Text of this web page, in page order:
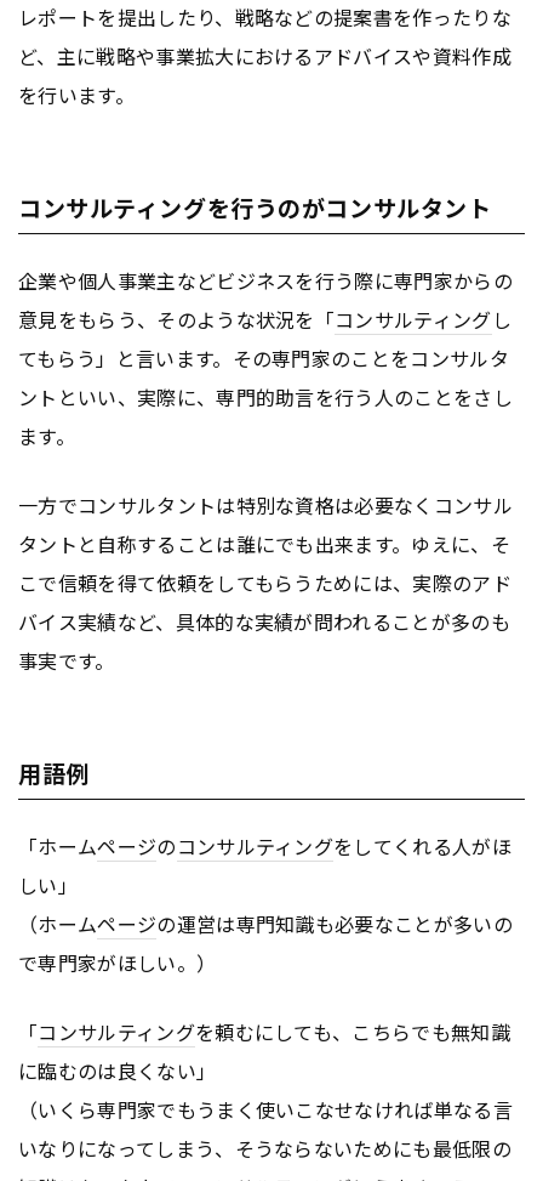
レポートを提出したり、戦略などの提案書を作ったりな
ど、主に戦略や事業拡大におけるアドバイスや資料作成
を行います。
コンサルティングを行うのがコンサルタント
企業や個人事業主などビジネスを行う際に専門家からの
意見をもらう、そのような状況を「コンサルティングし
てもらう」と言います。その専門家のことをコンサルタ
ントといい、実際に、専門的助言を行う人のことをさし
ます。
一方でコンサルタントは特別な資格は必要なくコンサル
タントと自称することは誰にでも出来ます。ゆえに、そ
こで信頼を得て依頼をしてもらうためには、実際のアド
バイス実績など、具体的な実績が問われることが多のも
事実です。
用語例
「ホームページのコンサルティングをしてくれる人がほ
しい」
（ホームページの運営は専門知識も必要なことが多いの
で専門家がほしい。）
「コンサルティングを頼むにしても、こちらでも無知識
に臨むのは良くない」
（いくら専門家でもうまく使いこなせなければ単なる言
いなりになってしまう、そうならないためにも最低限の